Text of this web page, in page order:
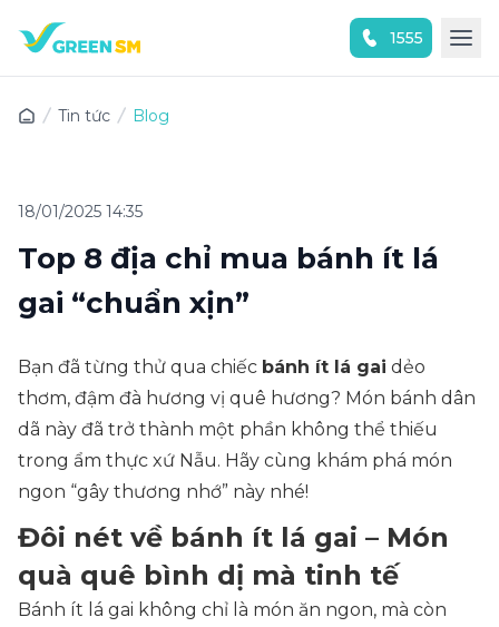
1555
Tin tức Blog
18/01/2025 14:35
Top 8 địa chỉ mua bánh ít lá
gai “chuẩn xịn”
Bạn đã từng thử qua chiếc bánh ít lá gai dẻo
thơm, đậm đà hương vị quê hương? Món bánh dân
dã này đã trở thành một phần không thể thiếu
trong ẩm thực xứ Nẫu. Hãy cùng khám phá món
ngon “gây thương nhớ” này nhé!
Đôi nét về bánh ít lá gai – Món
quà quê bình dị mà tinh tế
Bánh ít lá gai không chỉ là món ăn ngon, mà còn